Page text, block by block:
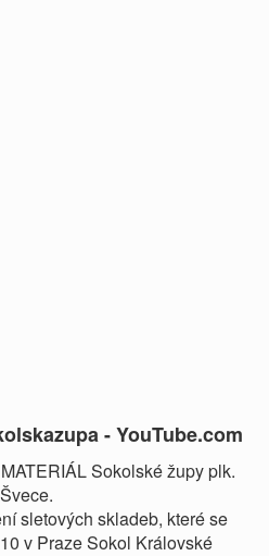
- YouTube.com
Sokolské župy plk.
Švece.
sletových skladeb, které se
v Praze Sokol Královské